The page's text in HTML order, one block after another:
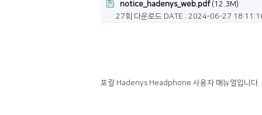
notice_hadenys_web.pdf(12.3M)
27회 다운로드 DATE : 2024-06-27
포칼 Hadenys Headphone 사용자 매뉴얼입니다.